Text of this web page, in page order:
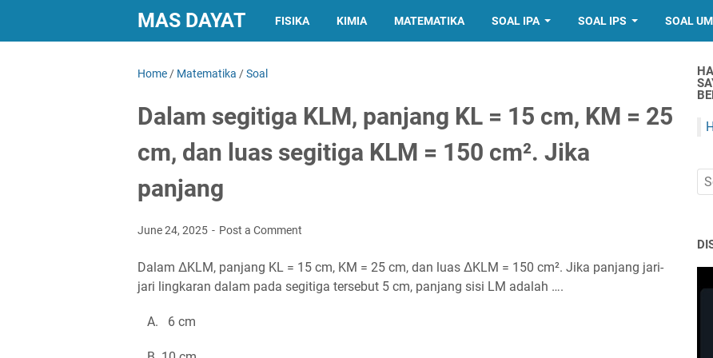
MAS DAYAT FISIKA KIMIA MATEMATIKA SOAL IPA SOAL IPS SOAL
Home / Matematika /Soal
Dalam segitiga KLM, panjang KL = 15 cm, KM = 25
cm, dan luas segitiga KLM = 150 cm². Jika
panjang
June 24, 2025 Post a Comment
Dalam ΔKLM, panjang KL = 15 cm, KM = 25 cm, dan luas ΔKLM = 150 cm². Jika panjang jari-
jari lingkaran dalam pada segitiga tersebut 5 cm, panjang sisi LM adalah ….
A. 6 cm